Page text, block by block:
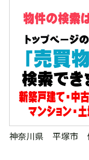
神奈川県 平塚市